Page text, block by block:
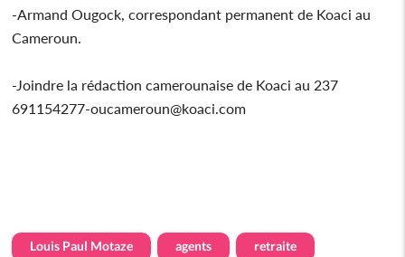
-Armand Ougock, correspondant permanent de Koaci au
Cameroun.
-Joindre la rédaction camerounaise de Koaci au 237
691154277-oucameroun@koaci.com
Louis Paul Motaze agents retraite